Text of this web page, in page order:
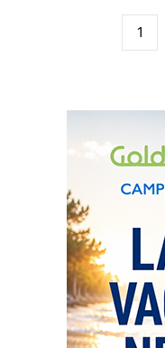
1